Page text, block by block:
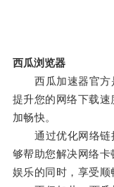
西瓜浏览器
西瓜加速器官方
提升您的网络下载
加畅快。
通过优化网络链
够帮助您解决网络
娱乐的同时，享受顺